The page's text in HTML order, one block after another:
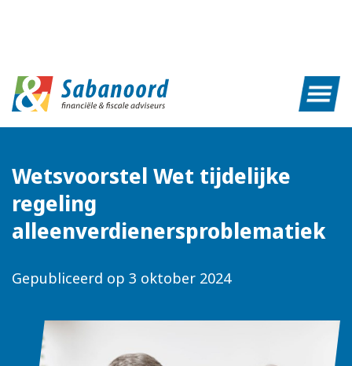
Wetsvoorstel Wet tijdelijke
regeling
alleenverdienersproblematiek
Gepubliceerd op 3 oktober 2024